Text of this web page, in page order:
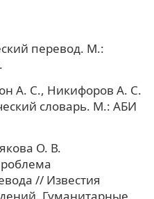
перевод. М.:
А. С., Никифоров А. С.
словарь. М.: АБИ
О. В.
// Известия
Гуманитарные